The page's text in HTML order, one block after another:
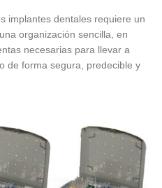
implantes dentales requiere un
organización sencilla, en
necesarias para llevar a
de forma segura, predecible y